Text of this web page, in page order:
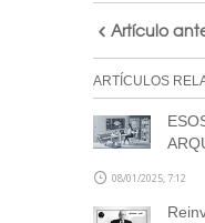
Artículo
ARTÍCULOS
08/01/2025, 7:12